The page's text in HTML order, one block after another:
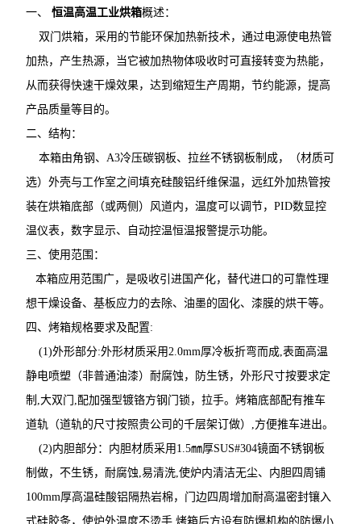
一、
恒温高温工业烘箱概述：
双门烘箱，采用的节能环保加热新技术，通过电源使电热管
加热，产生热源，当它被加热物体吸收时可直接转变为热能，
从而获得快速干燥效果，达到缩短生产周期，节约能源，提高
产品质量等目的。
二、结构：
本箱由角钢、A3冷压碳钢板、拉丝不锈钢板制成，（材质可
选）外壳与工作室之间填充硅酸铝纤维保温，远红外加热管按
装在烘箱底部（或两侧）风道内，温度可以调节，PID数显控
温仪表，数字显示、自动控温恒温报警提示功能。
三、使用范围：
本箱应用范围广，是吸收引进国产化，替代进口的可靠性理
想干燥设备、基板应力的去除、油墨的固化、漆膜的烘干等。
四、烤箱规格要求及配置:
(1)外形部分:外形材质采用2.0mm厚冷板折弯而成,表面高温
静电喷塑（非普通油漆）耐腐蚀，防生锈，外形尺寸按要求定
制,大双门,配加强型镀铬方钢门锁，拉手。烤箱底部配有推车
道轨（道轨的尺寸按照贵公司的千层架订做）,方便推车进出。
(2)内胆部分：内胆材质采用1.5㎜厚SUS#304镜面不锈钢板
制做，不生锈，耐腐蚀,易清洗,使炉内清洁无尘、内胆四周铺
100mm厚高温硅酸铝隔热岩棉，门边四周增加耐高温密封镶入
式硅胶条，使炉外温度不烫手.烤箱后方设有防爆机构的防爆小